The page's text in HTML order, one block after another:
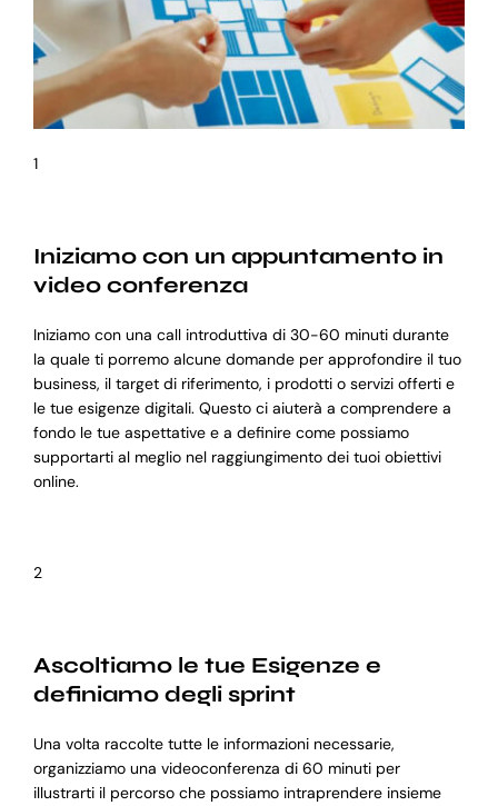
1
Iniziamo con un appuntamento in
video conferenza
Iniziamo con una call introduttiva di 30-60 minuti durante
la quale ti porremo alcune domande per approfondire il tuo
business, il target di riferimento, i prodotti o servizi offerti e
le tue esigenze digitali. Questo ci aiuterà a comprendere a
fondo le tue aspettative e a definire come possiamo
supportarti al meglio nel raggiungimento dei tuoi obiettivi
online.
2
Ascoltiamo le tue Esigenze e
definiamo degli sprint
Una volta raccolte tutte le informazioni necessarie,
organizziamo una videoconferenza di 60 minuti per
illustrarti il percorso che possiamo intraprendere insieme